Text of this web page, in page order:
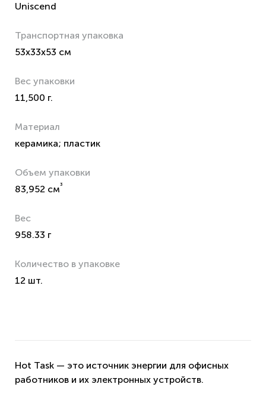
Uniscend
Транспортная упаковка
53x33x53 см
Вес упаковки
11,500 г.
Материал
керамика; пластик
Объем упаковки
83,952 см³
Вес
958.33 г
Количество в упаковке
12 шт.
Hot Task — это источник энергии для офисных
работников и их электронных устройств.